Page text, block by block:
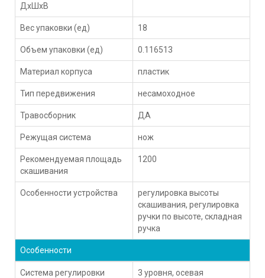
ДхШхВ
Вес упаковки (ед) 18
Объем упаковки (ед) 0.116513
Материал корпуса пластик
Тип передвижения несамоходное
Травосборник ДА
Режущая система нож
Рекомендуемая площадь
скашивания
1200
Особенности устройства
регулировка высоты
скашивания, регулировка
ручки по высоте, складная
ручка
Особенности
Система регулировки
3 уровня, осевая